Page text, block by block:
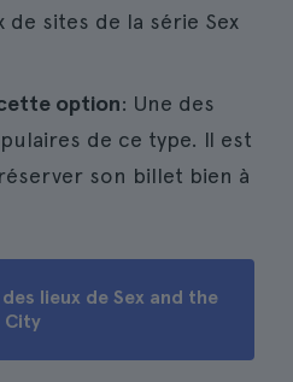
sites de la série Sex
option: Une des
de ce type. Il est
son billet bien à
lieux de Sex and the
City